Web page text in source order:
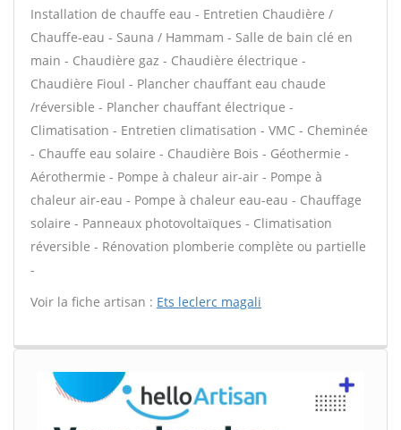
Installation de chauffe eau - Entretien Chaudière /
Chauffe-eau - Sauna / Hammam - Salle de bain clé en
main - Chaudière gaz - Chaudière électrique -
Chaudière Fioul - Plancher chauffant eau chaude
/réversible - Plancher chauffant électrique -
Climatisation - Entretien climatisation - VMC - Cheminée
- Chauffe eau solaire - Chaudière Bois - Géothermie -
Aérothermie - Pompe à chaleur air-air - Pompe à
chaleur air-eau - Pompe à chaleur eau-eau - Chauffage
solaire - Panneaux photovoltaïques - Climatisation
réversible - Rénovation plomberie complète ou partielle
-
Voir la fiche artisan : Ets leclerc magali